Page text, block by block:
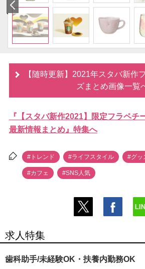
【随時更新】2021年スタバ新作
ズまとめ画像一覧
『【スタバ新作2021】限定フラペチ
最新情報まとめ』特集へ
#トレンド #ライフスタイル #グッ
#カフェ #SNS人気
求人特集
歯科助手/未経験OK・扶養内勤務OK